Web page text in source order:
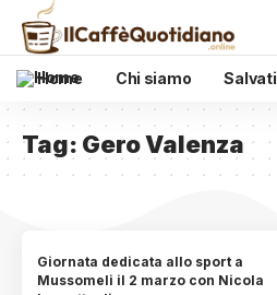
Home Chi siamo Salvati
Tag: Gero Valenza
Giornata dedicata allo sport a
Mussomeli il 2 marzo con Nicola